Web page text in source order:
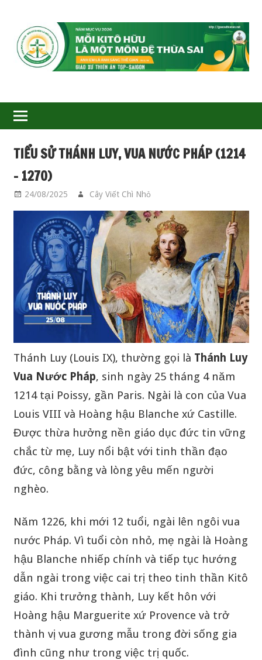
GIÁO
XỨ
THIÊN
ÂN-
TGP
SAIGON
TIỂU SỬ THÁNH LUY, VUA NƯỚC PHÁP (1214
– 1270)
24/08/2025 Cây Viết Chì Nhỏ
Thánh Luy (Louis IX), thường gọi là Thánh Luy
Vua Nước Pháp, sinh ngày 25 tháng 4 năm
1214 tại Poissy, gần Paris. Ngài là con của Vua
Louis VIII và Hoàng hậu Blanche xứ Castille.
Được thừa hưởng nền giáo dục đức tin vững
chắc từ mẹ, Luy nổi bật với tinh thần đạo
đức, công bằng và lòng yêu mến người
nghèo.
Năm 1226, khi mới 12 tuổi, ngài lên ngôi vua
nước Pháp. Vì tuổi còn nhỏ, mẹ ngài là Hoàng
hậu Blanche nhiếp chính và tiếp tục hướng
dẫn ngài trong việc cai trị theo tinh thần Kitô
giáo. Khi trưởng thành, Luy kết hôn với
Hoàng hậu Marguerite xứ Provence và trở
thành vị vua gương mẫu trong đời sống gia
đình cũng như trong việc trị quốc.